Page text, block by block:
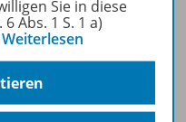
Sie in diese
Abs. 1 S. 1 a)
Weiterlesen